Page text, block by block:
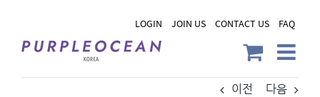
content
LOGIN JOIN US CONTACT US FAQ
이전 다음